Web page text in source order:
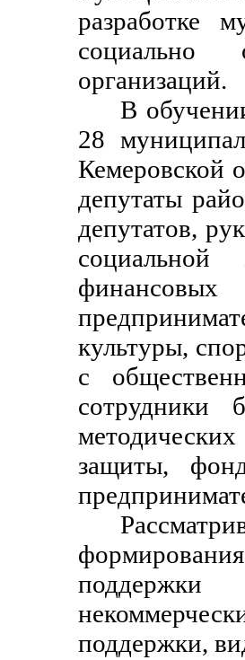
разработке
социально
организаций.
В
28
Кемеровской
депутаты
депутатов,
социальной
финансовых
культуры,
с
сотрудники
защиты,
поддержки,